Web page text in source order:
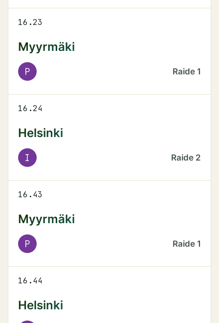
16.23
Myyrmäki
P Raide 1
16.24
Helsinki
I Raide 2
16.43
Myyrmäki
P Raide 1
16.44
Helsinki